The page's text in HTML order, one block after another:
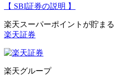
【 SBI証券の説明 】
楽天スーパーポイントが貯まる
楽天証券
楽天グループ